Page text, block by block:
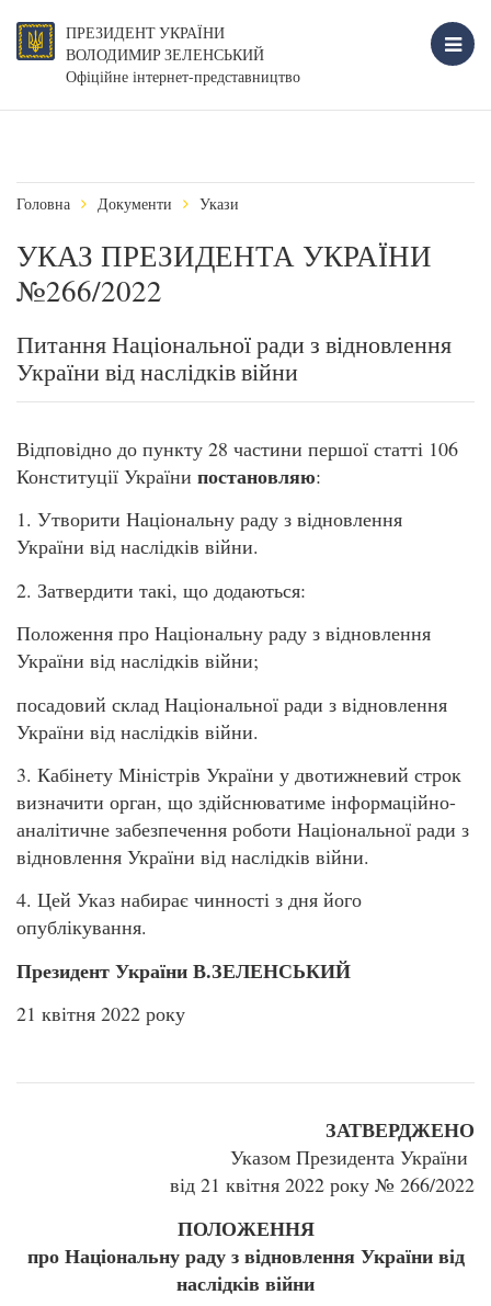
ПРЕЗИДЕНТ УКРАЇНИ
ВОЛОДИМИР ЗЕЛЕНСЬКИЙ
Офіційне інтернет-представництво
Головна Документи Укази
УКАЗ ПРЕЗИДЕНТА УКРАЇНИ
№266/2022
Питання Національної ради з відновлення
України від наслідків війни
Відповідно до пункту 28 частини першої статті 106
Конституції України постановляю:
1. Утворити Національну раду з відновлення
України від наслідків війни.
2. Затвердити такі, що додаються:
Положення про Національну раду з відновлення
України від наслідків війни;
посадовий склад Національної ради з відновлення
України від наслідків війни.
3. Кабінету Міністрів України у двотижневий строк
визначити орган, що здійснюватиме інформаційно-
аналітичне забезпечення роботи Національної ради з
відновлення України від наслідків війни.
4. Цей Указ набирає чинності з дня його
опублікування.
Президент України В.ЗЕЛЕНСЬКИЙ
21 квітня 2022 року
ЗАТВЕРДЖЕНО
Указом Президента України
від 21 квітня 2022 року № 266/2022
ПОЛОЖЕННЯ
про Національну раду з відновлення України від
наслідків війни